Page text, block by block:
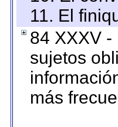
11. El
84 XXXV
sujetos
más